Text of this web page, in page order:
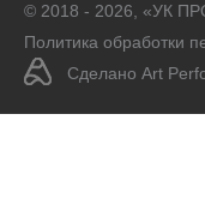
© 2018 - 2026, «УК
Политика обработки
Сделано Art